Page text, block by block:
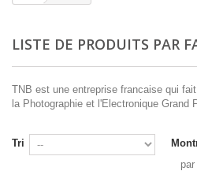
LISTE DE PRODUITS PAR
TNB est une entreprise francaise qui
la Photographie et l'Electronique Grand
Tri